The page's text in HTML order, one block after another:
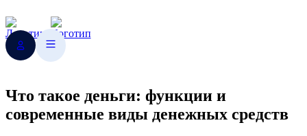
Что такое деньги: функции и
современные виды денежных средств